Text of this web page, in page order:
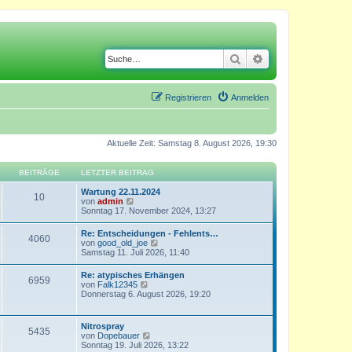
Suche
Anmelden
Registrieren
Aktuelle Zeit: Samstag 8. August 2026, 19:30
BEITRÄGE LETZTER BEITRAG
10
Wartung 22.11.2024
von admin
e
e
s
t
e
r
B
e
r
g
Sonntag 17. November 2024, 13:27
4060
Re: Entscheidungen - Fehlents…
von good_old_joe
e
e
s
e
B
t
Samstag 11. Juli 2026, 11:40
6959
Re: atypisches Erhängen
von Falk12345
e
t
e
r
Donnerstag 6. August 2026, 19:20
5435
Nitrospray
von Dopebauer
e
Sonntag 19. Juli 2026, 13:22